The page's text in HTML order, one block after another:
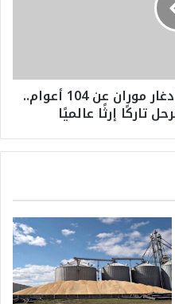
وفاة الفيلسوف الفرنسي إدغار موران عن 104 أعوام..
تاركًا إرثًا عالميًا